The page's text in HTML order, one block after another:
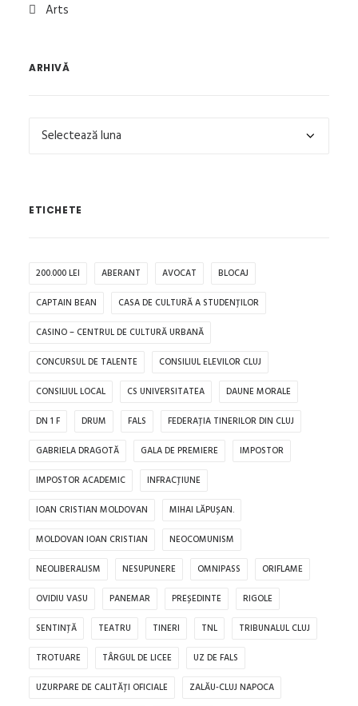
Arts
ARHIVĂ
Arhivă
ETICHETE
200.000 LEI ABERANT AVOCAT BLOCAJ
CAPTAIN BEAN CASA DE CULTURĂ A STUDENȚILOR
CASINO – CENTRUL DE CULTURĂ URBANĂ
CONCURSUL DE TALENTE CONSILIUL ELEVILOR CLUJ
CONSILIUL LOCAL CS UNIVERSITATEA DAUNE MORALE
DN 1 F DRUM FALS FEDERAȚIA TINERILOR DIN CLUJ
GABRIELA DRAGOTĂ GALA DE PREMIERE IMPOSTOR
IMPOSTOR ACADEMIC INFRACȚIUNE
IOAN CRISTIAN MOLDOVAN MIHAI LĂPUȘAN.
MOLDOVAN IOAN CRISTIAN NEOCOMUNISM
NEOLIBERALISM NESUPUNERE OMNIPASS ORIFLAME
OVIDIU VASU PANEMAR PREȘEDINTE RIGOLE
SENTINȚĂ TEATRU TINERI TNL TRIBUNALUL CLUJ
TROTUARE TÂRGUL DE LICEE UZ DE FALS
UZURPARE DE CALITĂȚI OFICIALE ZALĂU-CLUJ NAPOCA